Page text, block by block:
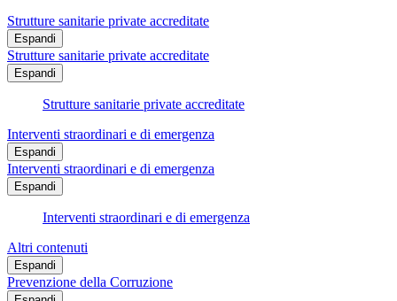
Strutture sanitarie private accreditate
Espandi
Strutture sanitarie private accreditate
Espandi
Strutture sanitarie private accreditate
Interventi straordinari e di emergenza
Espandi
Interventi straordinari e di emergenza
Espandi
Interventi straordinari e di emergenza
Altri contenuti
Espandi
Prevenzione della Corruzione